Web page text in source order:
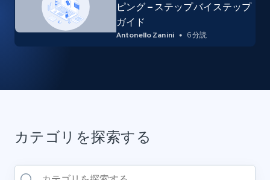
ピング – ステップバイステップ
ガイド
Antonello Zanini 6 分読
カテゴリを探索する